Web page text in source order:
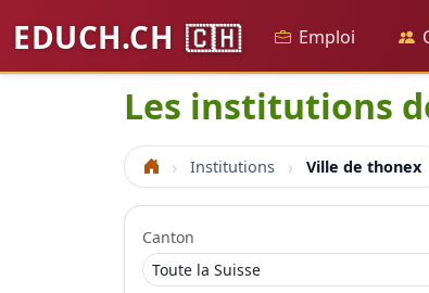
EDUCH.CH 🇨🇭 Emploi
Les institutions
Accueil Institutions Ville de thonex
Canton